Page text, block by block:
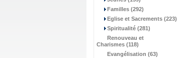
Familles (292)
Eglise et Sacrements (223)
Spiritualité (281)
Renouveau et
Charismes (118)
Evangélisation (63)